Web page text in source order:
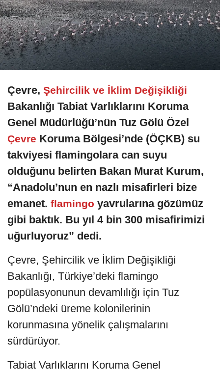
Çevre, Şehircilik ve İklim Değişikliği
Bakanlığı Tabiat Varlıklarını Koruma
Genel Müdürlüğü’nün Tuz Gölü Özel
Çevre Koruma Bölgesi’nde (ÖÇKB) su
takviyesi flamingolara can suyu
olduğunu belirten Bakan Murat Kurum,
“Anadolu’nun en nazlı misafirleri bize
emanet. flamingo yavrularına gözümüz
gibi baktık. Bu yıl 4 bin 300 misafirimizi
uğurluyoruz” dedi.
Çevre, Şehircilik ve İklim Değişikliği
Bakanlığı, Türkiye’deki flamingo
popülasyonunun devamlılığı için Tuz
Gölü’ndeki üreme kolonilerinin
korunmasına yönelik çalışmalarını
sürdürüyor.
Tabiat Varlıklarını Koruma Genel